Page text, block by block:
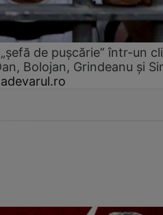
de pușcărie” într-un
Bolojan, Grindeanu și
adevarul.ro